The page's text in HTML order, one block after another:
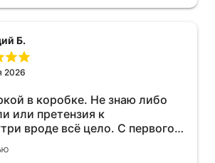
Б.
2026
в коробке. Не знаю либо
или претензия к
вроде всё цело. С первого
не получается не знаю
дурит. Четыре звёзды за